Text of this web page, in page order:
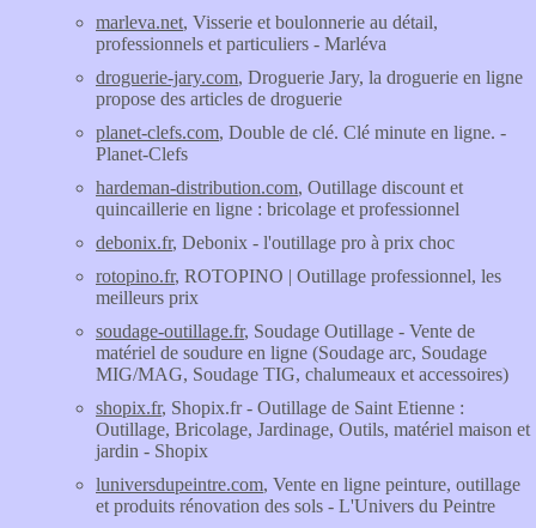
marleva.net, Visserie et boulonnerie au détail,
professionnels et particuliers - Marléva
droguerie-jary.com, Droguerie Jary, la droguerie en ligne
propose des articles de droguerie
planet-clefs.com, Double de clé. Clé minute en ligne. -
Planet-Clefs
hardeman-distribution.com, Outillage discount et
quincaillerie en ligne : bricolage et professionnel
debonix.fr, Debonix - l'outillage pro à prix choc
rotopino.fr, ROTOPINO | Outillage professionnel, les
meilleurs prix
soudage-outillage.fr, Soudage Outillage - Vente de
matériel de soudure en ligne (Soudage arc, Soudage
MIG/MAG, Soudage TIG, chalumeaux et accessoires)
shopix.fr, Shopix.fr - Outillage de Saint Etienne :
Outillage, Bricolage, Jardinage, Outils, matériel maison et
jardin - Shopix
luniversdupeintre.com, Vente en ligne peinture, outillage
et produits rénovation des sols - L'Univers du Peintre